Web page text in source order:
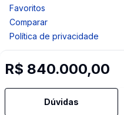
R$ 840.000,00
Dúvidas
Favoritos
Comparar
Política de privacidade
Selo